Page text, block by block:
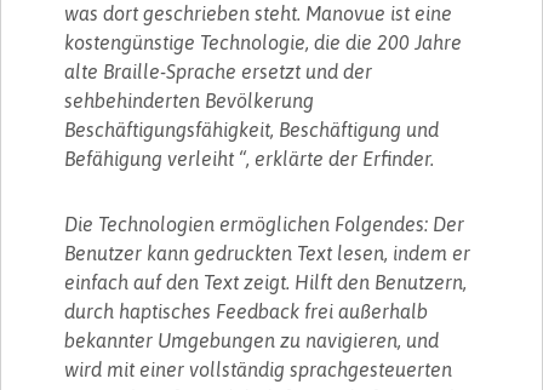
was dort geschrieben steht. Manovue ist eine
kostengünstige Technologie, die die 200 Jahre
alte Braille-Sprache ersetzt und der
sehbehinderten Bevölkerung
Beschäftigungsfähigkeit, Beschäftigung und
Befähigung verleiht “, erklärte der Erfinder.
Die Technologien ermöglichen Folgendes: Der
Benutzer kann gedruckten Text lesen, indem er
einfach auf den Text zeigt. Hilft den Benutzern,
durch haptisches Feedback frei außerhalb
bekannter Umgebungen zu navigieren, und
wird mit einer vollständig sprachgesteuerten